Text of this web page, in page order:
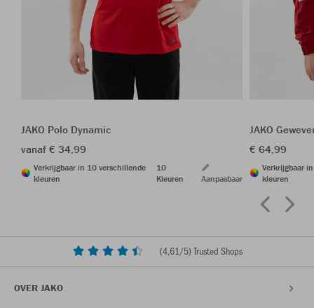
JAKO Polo Dynamic
vanaf € 34,99
Verkrijgbaar in 10 verschillende
kleuren
10
Kleuren
Aanpasbaar
JAKO
€ 64,99
Verkrijgbaar
kleuren
(4,61/5) Trusted Shops
OVER JAKO